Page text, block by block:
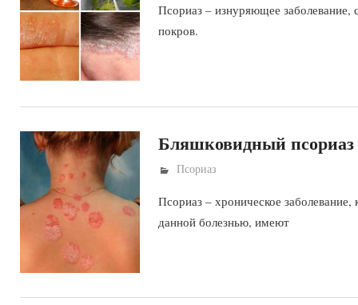
Псориаз – изнуряющее
покров.
Бляшковидный псориаз
Псориаз
Псориаз – хроническое
данной болезнью, имеют